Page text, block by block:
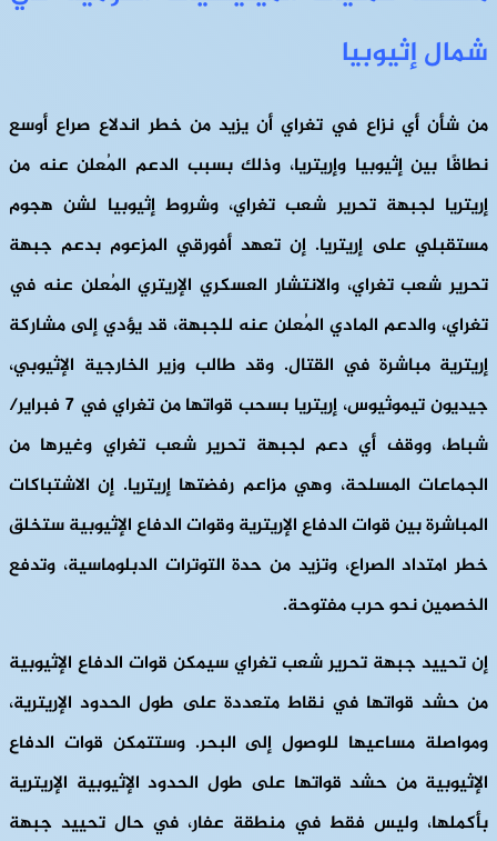
شمال إثيوبيا
من شأن أي نزاع في تغراي أن يزيد من خطر اندلاع صراع أوسع
نطاقًا بين إثيوبيا وإريتريا، وذلك بسبب الدعم المُعلن عنه من
إريتريا لجبهة تحرير شعب تغراي، وشروط إثيوبيا لشن هجوم
مستقبلي على إريتريا. إن تعهد أفورقي المزعوم بدعم جبهة
تحرير شعب تغراي، والانتشار العسكري الإريتري المُعلن عنه في
تغراي، والدعم المادي المُعلن عنه للجبهة، قد يؤدي إلى مشاركة
إريترية مباشرة في القتال. وقد طالب وزير الخارجية الإثيوبي،
جيديون تيموثيوس، إريتريا بسحب قواتها من تغراي في 7 فبراير/
شباط، ووقف أي دعم لجبهة تحرير شعب تغراي وغيرها من
الجماعات المسلحة، وهي مزاعم رفضتها إريتريا. إن الاشتباكات
المباشرة بين قوات الدفاع الإريترية وقوات الدفاع الإثيوبية ستخلق
خطر امتداد الصراع، وتزيد من حدة التوترات الدبلوماسية، وتدفع
الخصمين نحو حرب مفتوحة.
إن تحييد جبهة تحرير شعب تغراي سيمكن قوات الدفاع الإثيوبية
من حشد قواتها في نقاط متعددة على طول الحدود الإريترية،
ومواصلة مساعيها للوصول إلى البحر. وستتمكن قوات الدفاع
الإثيوبية من حشد قواتها على طول الحدود الإثيوبية الإريترية
بأكملها، وليس فقط في منطقة عفار، في حال تحييد جبهة